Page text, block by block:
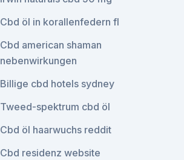
Cbd öl in korallenfedern fl
Cbd american shaman
nebenwirkungen
Billige cbd hotels sydney
Tweed-spektrum cbd öl
Cbd öl haarwuchs reddit
Cbd residenz website